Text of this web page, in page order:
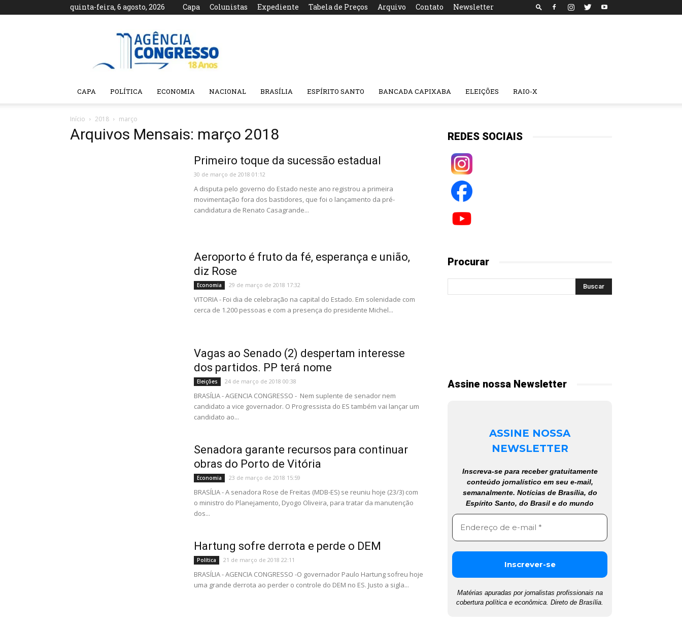
quinta-feira, 6 agosto, 2026 Capa Colunistas Expediente Tabela de Preços Arquivo Contato Newsletter
Agência
CAPA POLÍTICA ECONOMIA NACIONAL BRASÍLIA ESPÍRITO SANTO BANCADA CAPIXABA ELEIÇÕES RAIO-X
Início 2018 março
Arquivos Mensais: março 2018
Primeiro toque da sucessão estadual
30 de março de 2018 01:12
A disputa pelo governo do Estado neste ano registrou a primeira
movimentação fora dos bastidores, que foi o lançamento da pré-
candidatura de Renato Casagrande...
Aeroporto é fruto da fé, esperança e união,
diz Rose
Economia 29 de março de 2018 17:32
VITORIA - Foi dia de celebração na capital do Estado. Em solenidade com
cerca de 1.200 pessoas e com a presença do presidente Michel...
Vagas ao Senado (2) despertam interesse
dos partidos. PP terá nome
Eleições 24 de março de 2018 00:38
BRASÍLIA - AGENCIA CONGRESSO - Nem suplente de senador nem
candidato a vice governador. O Progressista do ES também vai lançar um
candidato ao...
Senadora garante recursos para continuar
obras do Porto de Vitória
Economia 23 de março de 2018 15:59
BRASÍLIA - A senadora Rose de Freitas (MDB-ES) se reuniu hoje (23/3) com
o ministro do Planejamento, Dyogo Oliveira, para tratar da manutenção
dos...
Hartung sofre derrota e perde o DEM
Política 21 de março de 2018 22:11
BRASÍLIA - AGENCIA CONGRESSO -O governador Paulo Hartung sofreu hoje
uma grande derrota ao perder o controle do DEM no ES. Justo a sigla...
REDES SOCIAIS
Procurar
Assine nossa Newsletter
ASSINE NOSSA
NEWSLETTER
Inscreva-se para receber gratuitamente
conteúdo jornalístico em seu e-mail,
semanalmente. Notícias de Brasília, do
Espírito Santo, do Brasil e do mundo
Matérias apuradas por jornalistas profissionais na
cobertura política e econômica. Direto de Brasília.